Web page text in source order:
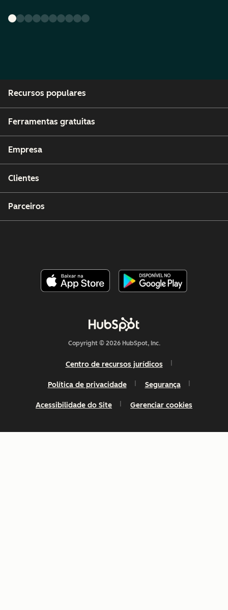
Recursos populares
Ferramentas gratuitas
Empresa
Clientes
Parceiros
Copyright © 2026 HubSpot, Inc.
Centro de recursos jurídicos
Política de privacidade Segurança
Acessibilidade do Site Gerenciar cookies